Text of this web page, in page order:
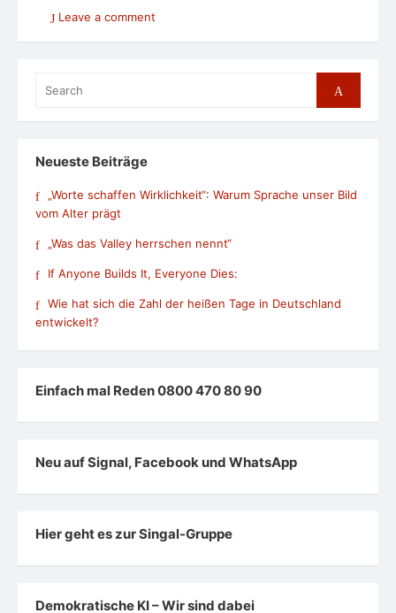
Leave a comment
for:
Search
Neueste Beiträge
„Worte schaffen Wirklichkeit“: Warum Sprache unser Bild
vom Alter prägt
„Was das Valley herrschen nennt“
If Anyone Builds It, Everyone Dies:
Wie hat sich die Zahl der heißen Tage in Deutschland
entwickelt?
Einfach mal Reden 0800 470 80 90
Neu auf Signal, Facebook und WhatsApp
Hier geht es zur Singal-Gruppe
Demokratische KI – Wir sind dabei